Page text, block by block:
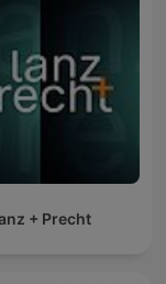
+ Precht